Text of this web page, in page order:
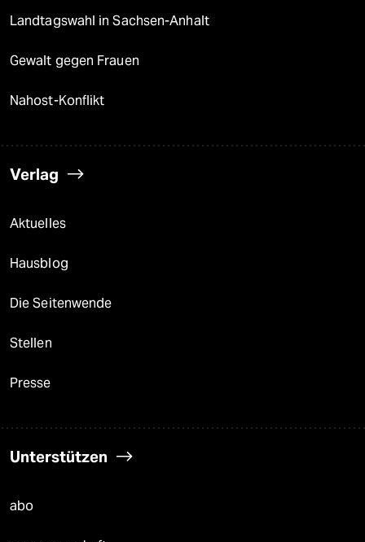
Landtagswahl in Sachsen-Anhalt
Gewalt gegen Frauen
Nahost-Konflikt
Verlag
Aktuelles
Hausblog
Die Seitenwende
Stellen
Presse
Unterstützen
abo